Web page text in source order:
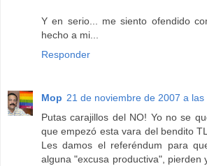
Y en serio... me siento ofendido
hecho a mi...
Responder
Mop 21 de noviembre de 2007 a las
Putas carajillos del NO! Yo no se
que empezó esta vara del bendito
Les damos el referéndum para
alguna "excusa productiva", pierden